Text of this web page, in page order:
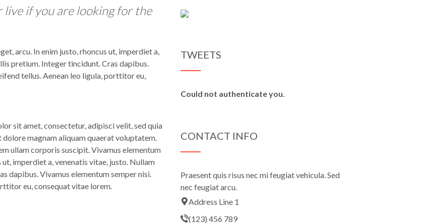
live if you are looking for the
arcu. In enim justo, rhoncus ut, imperdiet a,
pretium. Integer tincidunt. Cras dapibus.
tellus. Aenean leo ligula, porttitor eu,
sit amet, consectetur, adipisci velit, sed quia
magnam aliquam quaerat voluptatem.
ullam corporis suscipit. Vivamus elementum
imperdiet a, venenatis vitae, justo. Nullam
dapibus. Vivamus elementum semper nisi.
eu, consequat vitae lorem.
TWEETS
Could not authenticate you.
CONTACT INFO
Praesent quis risus nec mi feugiat vehicula. Sed
nec feugiat arcu.
Address Line 1
(123) 456 789